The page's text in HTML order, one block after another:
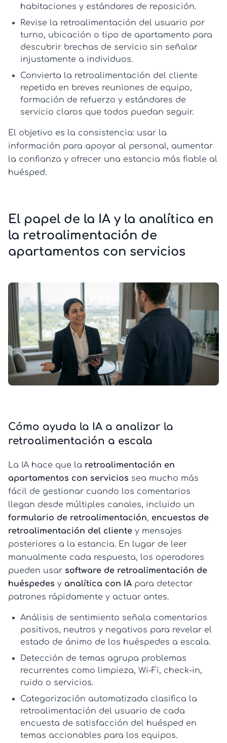
habitaciones y estándares de reposición.
Revise la retroalimentación del usuario por
turno, ubicación o tipo de apartamento para
descubrir brechas de servicio sin señalar
injustamente a individuos.
Convierta la retroalimentación del cliente
repetida en breves reuniones de equipo,
formación de refuerzo y estándares de
servicio claros que todos puedan seguir.
El objetivo es la consistencia: usar la
información para apoyar al personal, aumentar
la confianza y ofrecer una estancia más fiable al
huésped.
El papel de la IA y la analítica en
la retroalimentación de
apartamentos con servicios
Cómo ayuda la IA a analizar la
retroalimentación a escala
La IA hace que la retroalimentación en
apartamentos con servicios sea mucho más
fácil de gestionar cuando los comentarios
llegan desde múltiples canales, incluido un
formulario de retroalimentación, encuestas de
retroalimentación del cliente y mensajes
posteriores a la estancia. En lugar de leer
manualmente cada respuesta, los operadores
pueden usar software de retroalimentación de
huéspedes y analítica con IA para detectar
patrones rápidamente y actuar antes.
Análisis de sentimiento señala comentarios
positivos, neutros y negativos para revelar el
estado de ánimo de los huéspedes a escala.
Detección de temas agrupa problemas
recurrentes como limpieza, Wi‑Fi, check-in,
ruido o servicios.
Categorización automatizada clasifica la
retroalimentación del usuario de cada
encuesta de satisfacción del huésped en
temas accionables para los equipos.